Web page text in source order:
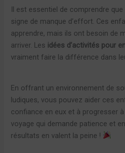
Il est essentiel de comprendre que
signe de manque d’effort. Ces
apprendre, mais ils ont besoin de
arriver. Les idées d’activités pour
vraiment faire la différence dans
En offrant un environnement de
ludiques, vous pouvez aider ces
confiance en eux et à progresser à
voyage qui demande patience et
résultats en valent la peine !